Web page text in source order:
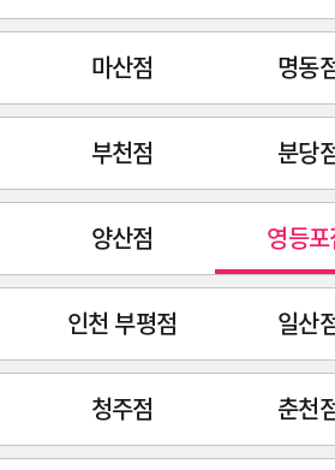
마산점 명동
부천점 분당
양산점 영등
인천 부평점 일산
청주점 춘천